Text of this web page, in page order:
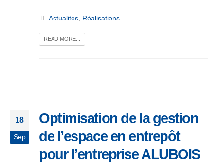
Actualités Réalisations
READ MORE...
18
Sep
Optimisation de la gestion
de l’espace en entrepôt
pour l’entreprise ALUBOIS